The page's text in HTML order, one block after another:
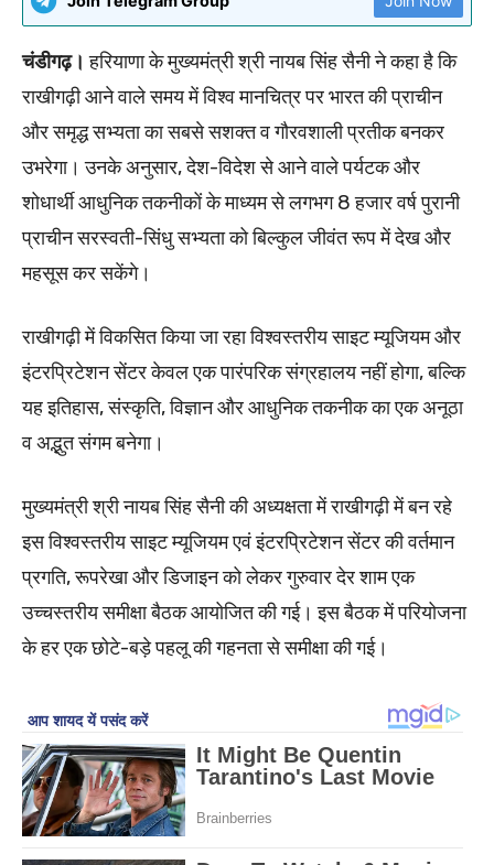
चंडीगढ़। हरियाणा के मुख्यमंत्री श्री नायब सिंह सैनी ने कहा है कि
राखीगढ़ी आने वाले समय में विश्व मानचित्र पर भारत की प्राचीन
और समृद्ध सभ्यता का सबसे सशक्त व गौरवशाली प्रतीक बनकर
उभरेगा। उनके अनुसार, देश-विदेश से आने वाले पर्यटक और
शोधार्थी आधुनिक तकनीकों के माध्यम से लगभग 8 हजार वर्ष पुरानी
प्राचीन सरस्वती-सिंधु सभ्यता को बिल्कुल जीवंत रूप में देख और
महसूस कर सकेंगे।
राखीगढ़ी में विकसित किया जा रहा विश्वस्तरीय साइट म्यूजियम और
इंटरप्रिटेशन सेंटर केवल एक पारंपरिक संग्रहालय नहीं होगा, बल्कि
यह इतिहास, संस्कृति, विज्ञान और आधुनिक तकनीक का एक अनूठा
व अद्भुत संगम बनेगा।
मुख्यमंत्री श्री नायब सिंह सैनी की अध्यक्षता में राखीगढ़ी में बन रहे
इस विश्वस्तरीय साइट म्यूजियम एवं इंटरप्रिटेशन सेंटर की वर्तमान
प्रगति, रूपरेखा और डिजाइन को लेकर गुरुवार देर शाम एक
उच्चस्तरीय समीक्षा बैठक आयोजित की गई। इस बैठक में परियोजना
के हर एक छोटे-बड़े पहलू की गहनता से समीक्षा की गई।